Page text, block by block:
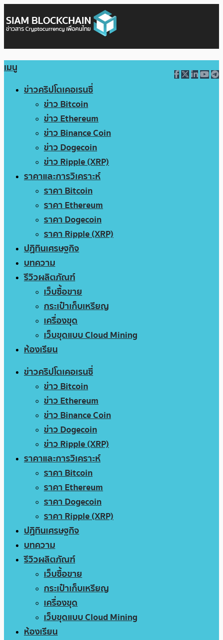
เมนู
ข่าวคริปโตเคอเรนซี่
ข่าว Bitcoin
ข่าว Ethereum
ข่าว Binance Coin
ข่าว Dogecoin
ข่าว Ripple (XRP)
ราคาและการวิเคราะห์
ราคา Bitcoin
ราคา Ethereum
ราคา Dogecoin
ราคา Ripple (XRP)
ปฏิทินเศรษฐกิจ
บทความ
รีวิวผลิตภัณฑ์
เว็บซื้อขาย
กระเป๋าเก็บเหรียญ
เครื่องขุด
เว็บขุดแบบ Cloud Mining
ห้องเรียน
ข่าวคริปโตเคอเรนซี่
ข่าว Bitcoin
ข่าว Ethereum
ข่าว Binance Coin
ข่าว Dogecoin
ข่าว Ripple (XRP)
ราคาและการวิเคราะห์
ราคา Bitcoin
ราคา Ethereum
ราคา Dogecoin
ราคา Ripple (XRP)
ปฏิทินเศรษฐกิจ
บทความ
รีวิวผลิตภัณฑ์
เว็บซื้อขาย
กระเป๋าเก็บเหรียญ
เครื่องขุด
เว็บขุดแบบ Cloud Mining
ห้องเรียน